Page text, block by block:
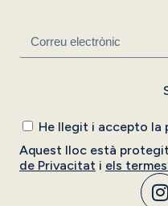
He llegit i accepto la
Aquest lloc està
de Privacitat i els